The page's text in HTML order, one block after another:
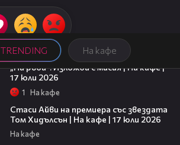
TRENDING На кафе
„На ръба“: Изложба с мисия | На кафе |
17 юли 2026
1 На кафе
Стаси Айви на премиера със звездата
Том Хидълсън | На кафе | 17 юли 2026
На кафе